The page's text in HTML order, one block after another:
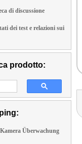
di discussione
dei test e relazioni sui
prodotto:
Überwachung